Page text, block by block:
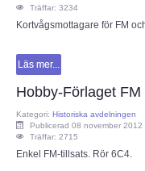
Träffar: 3234
Kortvågsmottagare för FM
Läs mer...
Hobby-Förlaget FM
Kategori: Historiska avdelningen
Publicerad 08 november 2012
Träffar: 2715
Enkel FM-tillsats. Rör 6C4.